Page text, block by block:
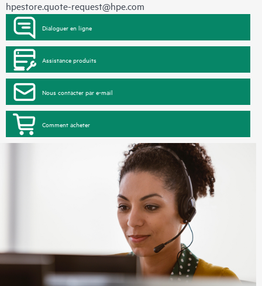
hpestore.quote-request@hpe.com
Dialoguer en ligne
Assistance produits
Nous contacter par e-mail
Comment acheter